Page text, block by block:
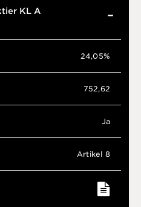
KL A
24,05%
752,62
Ja
Artikel 8